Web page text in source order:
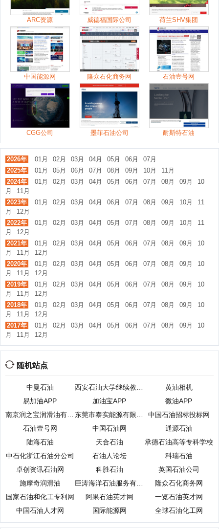
ARC资源 威德福国际公司 荷兰SHV集团
中国能源网 隆众石化商务网 石油壹号网
CGG公司 墨菲石油公司 耐斯特石油
2026年 01月 02月 03月 04月 05月 06月
07月
2025年
01月 05月 06月 07月 08月 09月 10月
11月
2024年
01月 02月 03月 04月 05月 06月 07月 08月 09月
10
月
11月
2023年
01月 02月 03月 04月 06月 07月 08月 09月 10月
11
月
12月
2022年
01月 02月 03月 04月 05月 07月 08月 09月 10月
11
月
12月
2021年
01月 02月 03月 04月 05月 06月 07月 08月 09月
10
月
11月
12月
2020年
01月 02月 03月 04月 05月 06月 07月 08月 09月
10
月
11月
12月
2019年
01月 02月 03月 04月 05月 06月 07月 08月 09月
10
月
11月
12月
2018年
01月 02月 03月 04月 05月 06月 07月 08月 09月
10
月
11月
12月
2017年
01月 02月 03月 04月 05月 06月 07月 08月 09月
10
月
11月 12月
随机站点
中曼石油
黄油相机
易加油APP
加油宝APP
微油APP
中国石油招标投标网
石油壹号网
中国石油网
通源石油
陆海石油
天合石油
承德石油高等专科学校
中石化浙江石油分公司
石油人论坛
科瑞石油
卓创资讯石油网
科胜石油
英国石油公司
施摩奇润滑油
巨涛海洋石油服务有限公司
隆众石化商务网
国家石油和化工专利网
阿果石油英才网
一览石油英才网
中国石油人才网
国际能源网 全球石油化工网